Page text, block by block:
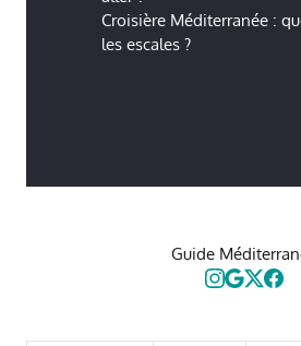
Croisière Méditerranée :
les escales ?
Guide